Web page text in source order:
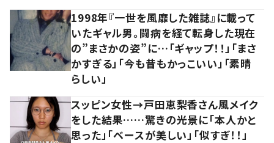
1998年『一世を風靡した雑誌』に載って
いたギャル男。闘病を経て転身した現在
の”まさかの姿”に…「ギャップ！！」「まさ
かすぎる」「今も昔もかっこいい」「素晴
らしい」
スッピン女性→戸田恵梨香さん風メイク
をした結果……驚きの光景に「本人かと
思った」「ベースが美しい」「似すぎ！！」